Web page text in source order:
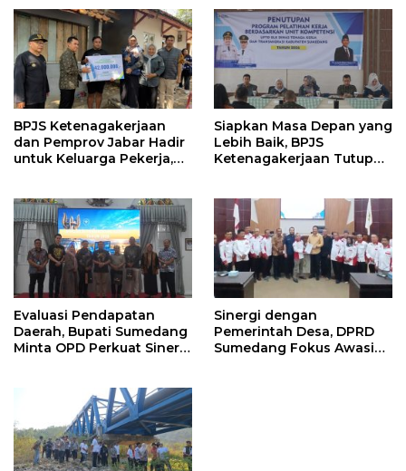
BPJS Ketenagakerjaan
dan Pemprov Jabar Hadir
untuk Keluarga Pekerja,
Siapkan Masa Depan yang
Lebih Baik, BPJS
Ketenagakerjaan Tutup
Evaluasi Pendapatan
Daerah, Bupati Sumedang
Minta OPD Perkuat Sinergi
Sinergi dengan
Pemerintah Desa, DPRD
Sumedang Fokus Awasi